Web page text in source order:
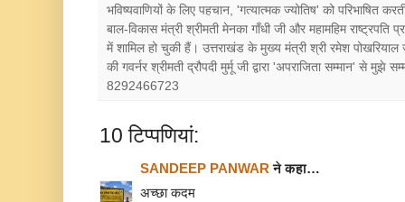
भविष्यवाणियों के लिए पहचान, 'गत्यात्मक ज्योतिष' को परिभाषित
बाल-विकास मंत्री श्रीमती मेनका गाँधी जी और महामहिम
में शामिल हो चुकी हैं। उत्तराखंड के मुख्य मंत्री श्री रमेश पोखरियाल
की गवर्नर श्रीमती द्रौपदी मुर्मू जी द्वारा 'अपराजिता सम्मान' से
8292466723
10 टिप्‍पणियां:
SANDEEP PANWARने कहा…
अच्छा कदम